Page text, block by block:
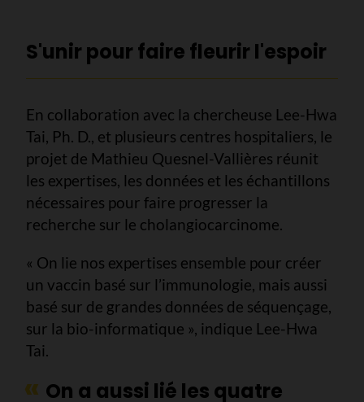
S'unir pour faire fleurir l'espoir
En collaboration avec la chercheuse Lee-Hwa
Tai, Ph. D., et plusieurs centres hospitaliers, le
projet de Mathieu Quesnel-Vallières réunit
les expertises, les données et les échantillons
nécessaires pour faire progresser la
recherche sur le cholangiocarcinome.
« On lie nos expertises ensemble pour créer
un vaccin basé sur l’immunologie, mais aussi
basé sur de grandes données de séquençage,
sur la bio-informatique », indique Lee-Hwa
Tai.
On a aussi lié les quatre